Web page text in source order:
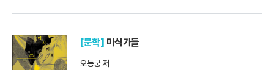
[문학] 미식가들
오동궁 저